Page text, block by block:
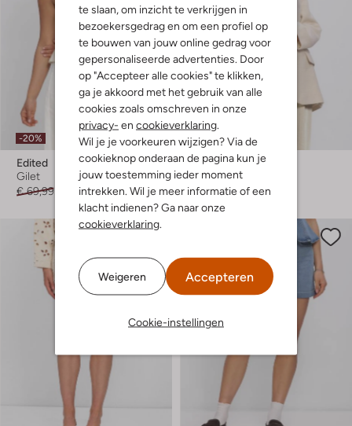
te slaan, om inzicht te verkrijgen in
bezoekersgedrag en om een profiel op
te bouwen van jouw online gedrag voor
gepersonaliseerde advertenties. Door
op "Accepteer alle cookies" te klikken,
ga je akkoord met het gebruik van alle
cookies zoals omschreven in onze
privacy- en cookieverklaring.
Wil je je voorkeuren wijzigen? Via de
cookieknop onderaan de pagina kun je
jouw toestemming ieder moment
intrekken. Wil je meer informatie of een
klacht indienen? Ga naar onze
cookieverklaring.
Weigeren Accepteren
Cookie-instellingen
-20%
Edited
Gilet
€ 69,99
€ 55,99
-40%
Edited
Blazer
€ 129,99 € 77,99